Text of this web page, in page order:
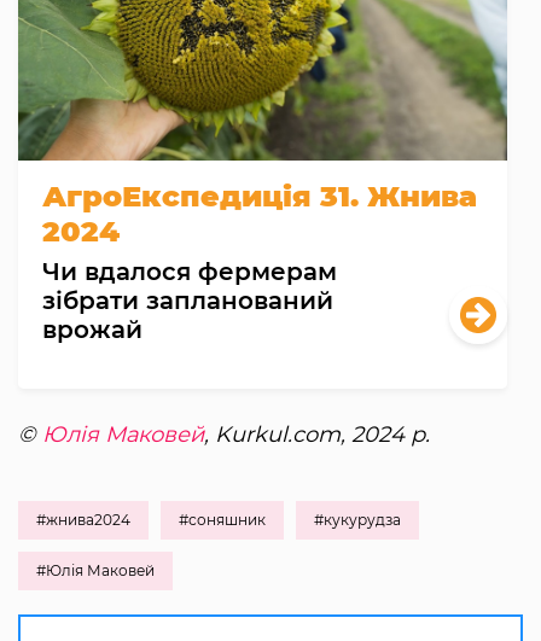
АгроЕкспедиція 31. Жнива
2024
Чи вдалося фермерам
зібрати запланований
врожай
© Юлія Маковей, Kurkul.com, 2024 р.
#жнива2024 #соняшник #кукурудза
#Юлія Маковей